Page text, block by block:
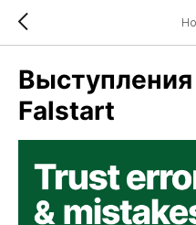
Выступления
Falstart